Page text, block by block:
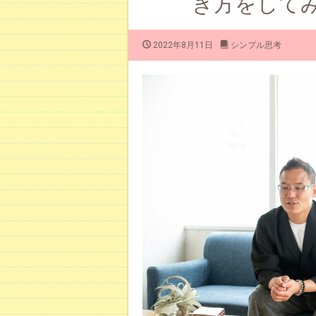
2022年8月11日 シンプル思考